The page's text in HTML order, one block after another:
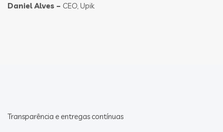
Daniel Alves – CEO, Upik
Transparência e entregas contínuas